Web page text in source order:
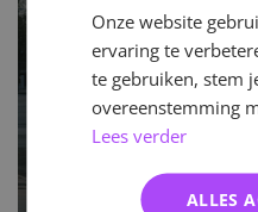
Onze website
ervaring te
te gebruiken, stem
overeenstemming
Lees verder
ALLES